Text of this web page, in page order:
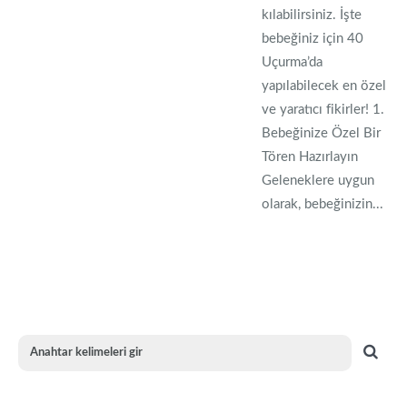
kılabilirsiniz. İşte
bebeğiniz için 40
Uçurma’da
yapılabilecek en özel
ve yaratıcı fikirler! 1.
Bebeğinize Özel Bir
Tören Hazırlayın
Geleneklere uygun
olarak, bebeğinizin...